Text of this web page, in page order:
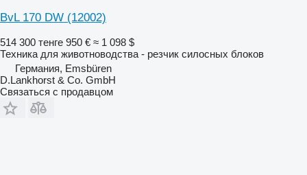
BvL 170 DW (12002)
514 300 тенге 950 € ≈ 1 098 $
Техника для животноводства - резчик силосных блоков
Германия, Emsbüren
D.Lankhorst & Co. GmbH
Связаться с продавцом